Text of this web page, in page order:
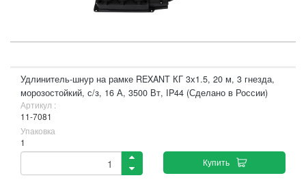
Удлинитель-шнур на рамке REXANT КГ 3х1.5, 20 м, 3 гнезда,
морозостойкий, с/з, 16 А, 3500 Вт, IP44 (Сделано в России)
Артикул :
11-7081
Упаковка
1
Купить